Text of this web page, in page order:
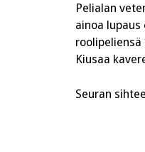
Pelialan
ainoa
Kiusaa
Seuran